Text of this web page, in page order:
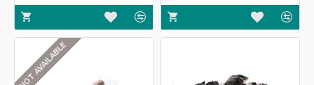
NOT AVAILABLE